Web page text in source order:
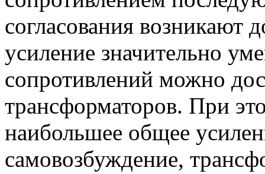
согласования возникают
усиление значительно
сопротивлений можно
трансформаторов. При
наибольшее общее
самовозбуждение,